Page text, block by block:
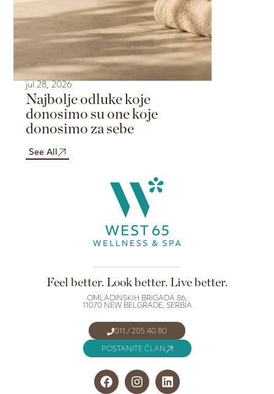
jul 28, 2026
Najbolje odluke koje
donosimo su one koje
donosimo za sebe
See All
Feel better. Look better. Live better.
OMLADINSKIH BRIGADA 86,
11070 NEW BELGRADE, SERBIA
011 / 205 40 80
POSTANITE ČLAN